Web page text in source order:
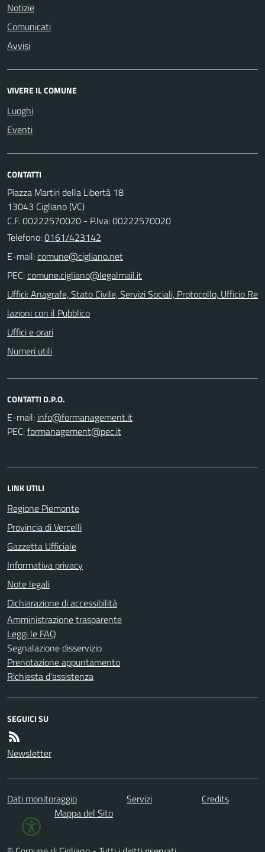
Notizie
Comunicati
Avvisi
VIVERE IL COMUNE
Luoghi
Eventi
CONTATTI
Piazza Martiri della Libertà 18
13043 Cigliano (VC)
C.F. 00222570020 - P.Iva: 00222570020
Telefono:0161/423142
E-mail:
PEC:
Uffici: Anagrafe, Stato Civile, Servizi Sociali, Protocollo, Ufficio Re
lazioni con il Pubblico
Uffici e orari
Numeri utili
CONTATTI D.P.O.
E-mail:
PEC:
LINK UTILI
Regione Piemonte
Provincia di Vercelli
Gazzetta Ufficiale
Informativa privacy
Note legali
Dichiarazione di accessibilità
Amministrazione trasparente
Leggi le FAQ
Segnalazione disservizio
Prenotazione appuntamento
Richiesta d'assistenza
SEGUICI SU
Newsletter
Dati monitoraggio Servizi
Credits
Mappa del Sito